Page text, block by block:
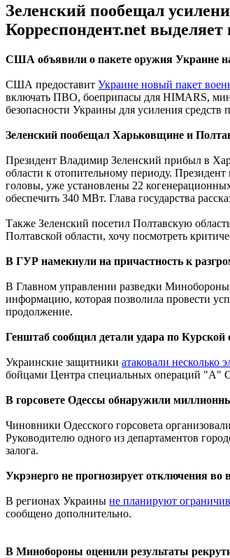
Зеленский пообещал
Корреспондент.net
США объявили о пакете оружия Украине
США предоставит Украине новый пакет
включать ПВО, боеприпасы для HIMARS,
безопасности Украины для усиления
Зеленский пообещал Харьковщине и
Президент Владимир Зеленский прибыл в
области к отопительному периоду.
головы, уже установлены 22
обеспечить 340 МВт. Глава государства
Также Зеленский посетил Полтавскую
Полтавской области, хочу посмотреть
В ГУР намекнули на причастность к
В Главном управлении разведки
информацию, которая позволила провести
продолжение.
Генштаб сообщил детали удара по Курской
Украинские защитники атаковали несколько
бойцами Центра специальных операций "А"
В горсовете Одессы обнаружили
Чиновники Одесского горсовета
Руководителю одного из департаментов
залога.
Укрэнерго не прогнозирует отключения во
В регионах Украины не планируют
сообщено дополнительно.
В Минобороны оценили результаты